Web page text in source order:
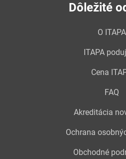
Dôležité
O ITAPA
ITAPA
Cena
FAQ
Akreditácia
Ochrana
Obchodné